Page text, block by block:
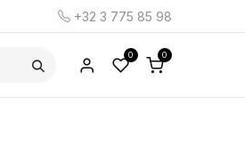
+32 3 775 85 98
0 0